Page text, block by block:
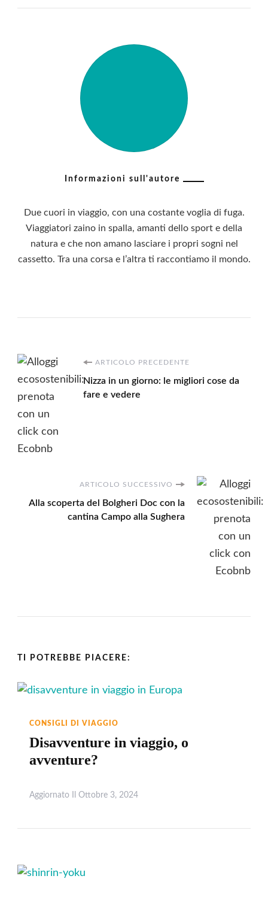
Informazioni sull'autore
Due cuori in viaggio, con una costante voglia di fuga.
Viaggiatori zaino in spalla, amanti dello sport e della
natura e che non amano lasciare i propri sogni nel
cassetto. Tra una corsa e l’altra ti raccontiamo il mondo.
Navigazione
articoli
ARTICOLO PRECEDENTE
Nizza in un giorno: le migliori cose da
fare e vedere
ARTICOLO SUCCESSIVO
Alla scoperta del Bolgheri Doc con la
cantina Campo alla Sughera
TI POTREBBE PIACERE:
CONSIGLI DI VIAGGIO
Disavventure in viaggio, o
avventure?
Aggiornato Il Ottobre 3, 2024